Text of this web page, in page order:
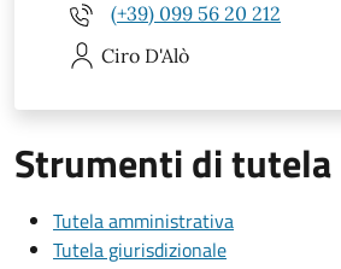
(+39) 099 56 20 212
Ciro D'Alò
Strumenti di tutela
Tutela amministrativa
Tutela giurisdizionale